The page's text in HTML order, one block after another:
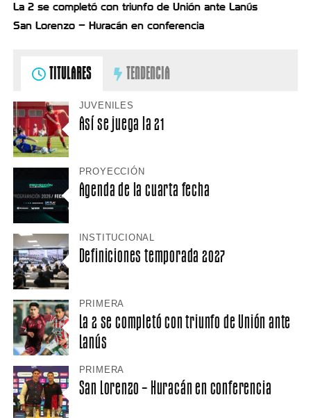
La 2 se completó con triunfo de Unión ante Lanús
San Lorenzo – Huracán en conferencia
TITULARES TENDENCIA
JUVENILES
Así se juega la 21
PROYECCIÓN
Agenda de la cuarta fecha
INSTITUCIONAL
Definiciones temporada 2027
PRIMERA
La 2 se completó con triunfo de Unión ante
Lanús
PRIMERA
San Lorenzo – Huracán en conferencia